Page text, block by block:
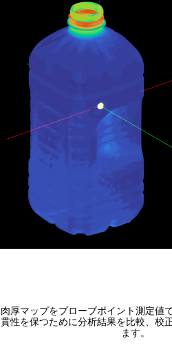
肉厚マップをプローブポイント測定値
貫性を保つために分析結果を比較、校
ます。